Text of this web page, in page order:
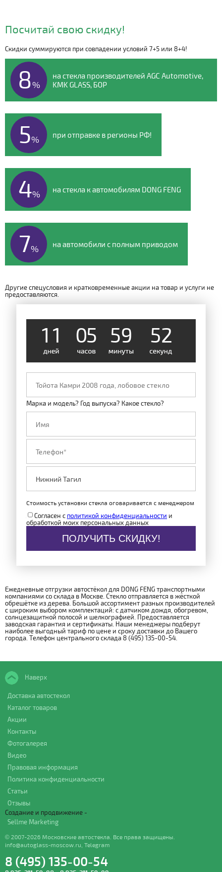
Видео о компании
Посчитай свою скидку!
Скидки суммируются при совпадении условий 7+5 или 8+4!
8%
на стекла производителей AGC Automotive,
KMK GLASS, БОР
5% при отправке в регионы РФ!
4% на стекла к автомобилям DONG FENG
7% на автомобили с полным приводом
Другие спецусловия и кратковременные акции на товар и услуги не
предоставляются.
1 1 05 59 52
Марка и модель? Год выпуска? Какое стекло?
Стоимость установки стекла оговаривается с менеджером
Согласен с политикой конфиденциальности и
обработкой моих персональных данных
ПОЛУЧИТЬ СКИДКУ!
Ежедневные отгрузки автостёкол для DONG FENG транспортными
компаниями со склада в Москве. Стекло отправляется в жёсткой
обрешётке из дерева. Большой ассортимент разных производителей
с широким выбором комплектаций: с датчиком дождя, обогревом,
солнцезащитной полосой и шелкографией. Предоставляется
заводская гарантия и сертификаты. Наши менеджеры подберут
наиболее выгодный тариф по цене и сроку доставки до Вашего
города. Телефон центрального склада 8 (495) 135-00-54.
Наверх
Доставка автостекол
Каталог товаров
Акции
Контакты
Фотогалерея
Видео
Правовая информация
Политика конфиденциальности
Статьи
Отзывы
Создание и продвижение -
Sellme Marketing
© 2007-2026 Московские автостекла. Все права защищены.
info@autoglass-moscow.ru Telegram
8 (495) 135-00-54